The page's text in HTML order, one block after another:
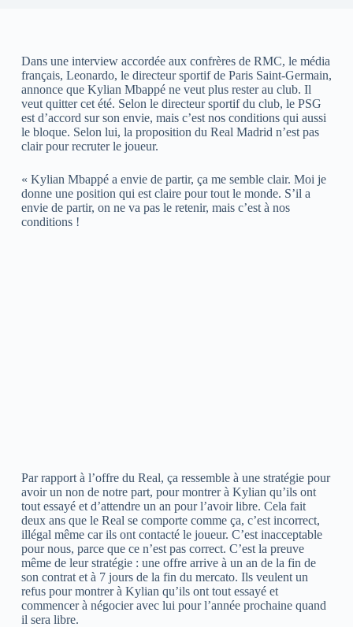
Dans une interview accordée aux confrères de RMC, le média
français, Leonardo, le directeur sportif de Paris Saint-Germain,
annonce que Kylian Mbappé ne veut plus rester au club. Il
veut quitter cet été. Selon le directeur sportif du club, le PSG
est d’accord sur son envie, mais c’est nos conditions qui aussi
le bloque. Selon lui, la proposition du Real Madrid n’est pas
clair pour recruter le joueur.
« Kylian Mbappé a envie de partir, ça me semble clair. Moi je
donne une position qui est claire pour tout le monde. S’il a
envie de partir, on ne va pas le retenir, mais c’est à nos
conditions !
Par rapport à l’offre du Real, ça ressemble à une stratégie pour
avoir un non de notre part, pour montrer à Kylian qu’ils ont
tout essayé et d’attendre un an pour l’avoir libre. Cela fait
deux ans que le Real se comporte comme ça, c’est incorrect,
illégal même car ils ont contacté le joueur. C’est inacceptable
pour nous, parce que ce n’est pas correct. C’est la preuve
même de leur stratégie : une offre arrive à un an de la fin de
son contrat et à 7 jours de la fin du mercato. Ils veulent un
refus pour montrer à Kylian qu’ils ont tout essayé et
commencer à négocier avec lui pour l’année prochaine quand
il sera libre.